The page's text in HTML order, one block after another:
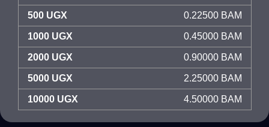
500 UGX 0.22500 BAM
1000 UGX 0.45000 BAM
2000 UGX 0.90000 BAM
5000 UGX 2.25000 BAM
10000 UGX 4.50000 BAM